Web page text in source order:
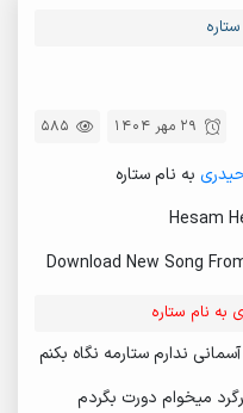
585 29 مهر 1404
به نام ستاره
Hesam
Download New Song
نام ستاره
ندارم ستارمه نگاه بکنم
میخوام دورت بگردم